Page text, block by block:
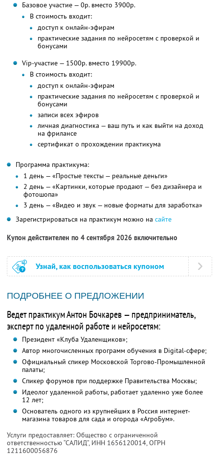
Базовое участие — 0р. вместо 3900р.
В стоимость входит:
доступ к онлайн-эфирам
практические задания по нейросетям с проверкой и
бонусами
Vip-участие — 1500р. вместо 19900р.
В стоимость входит:
доступ к онлайн-эфирам
практические задания по нейросетям с проверкой и
бонусами
записи всех эфиров
личная диагностика — ваш путь и как выйти на доход
на фрилансе
сертификат о прохождении практикума
Программа практикума:
1 день — «Простые тексты — реальные деньги»
2 день — «Картинки, которые продают — без дизайнера и
фотошопа»
3 день — «Видео и звук — новые форматы для заработка»
Зарегистрироваться на практикум можно на сайте
Купон действителен по 4 сентября 2026 включительно
Узнай, как воспользоваться купоном
ПОДРОБНЕЕ О ПРЕДЛОЖЕНИИ
Ведет практикум Антон Бочкарев — предприниматель,
эксперт по удаленной работе и нейросетям:
Президент «Клуба Удаленщиков»;
Автор многочисленных программ обучения в Digital-сфере;
Официальный спикер Московской Торгово-Промышленной
палаты;
Спикер форумов при поддержке Правительства Москвы;
Идеолог удаленной работы, работает удаленно уже более
12 лет;
Основатель одного из крупнейших в Россия интернет-
магазина товаров для сада и огорода «АгроБум».
Услуги предоставляет: Общество с ограниченной
ответственностью “САЛИД”, ИНН 1656120014, ОГРН
1211600056876